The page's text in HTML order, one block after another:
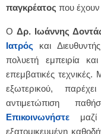
παγκρέατος που έχουν
ΟΔρ. Ιωάννης
Ιατρός
και
πολυετή εμπειρία
επεμβατικές
εξωτερικού,
αντιμετώπιση
Επικοινωνήστε
εξατομικευμένη